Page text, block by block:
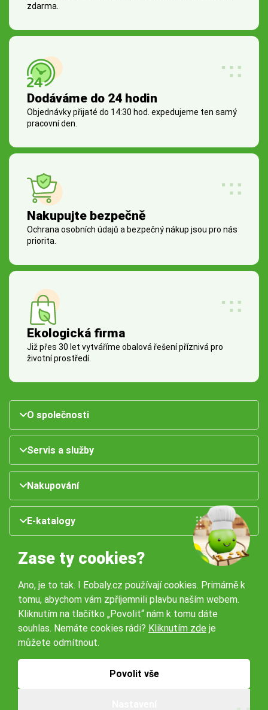
zdarma.
Dodáváme do 24 hodin
Objednávky přijaté do 14:30 hod. expedujeme ten samý
pracovní den.
Nakupujte bezpečně
Ochrana osobních údajů a bezpečný nákup jsou pro nás
priorita.
Ekologická firma
Již přes 30 let vytváříme obalová řešení příznivá pro
životní prostředí.
O společnosti
Servis a služby
Nakupování
E-katalogy
Naše pobočky:
Obchodní podmínky
Zase ty cookies?
Ano, je to tak. I Eobaly.cz používají cookies. Primárně k
tomu, abychom vám zpříjemnili plavbu naším webem.
Kliknutím na tlačítko „Povolit“ nám k tomu dáte
souhlas. Nemáte cookies rádi? Kliknutím zde je
můžete odmítnout.
Povolit vše